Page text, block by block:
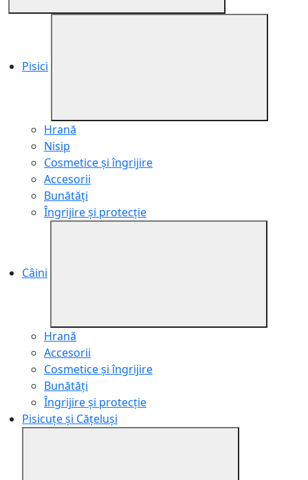
Pisici
Hrană
Nisip
Cosmetice și îngrijire
Accesorii
Bunătăți
Îngrijire și protecție
Câini
Hrană
Accesorii
Cosmetice și îngrijire
Bunătăți
Îngrijire și protecție
Pisicuțe și Cățeluși